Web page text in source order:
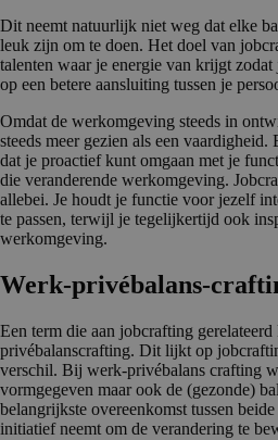
Dit neemt natuurlijk niet weg dat elke
leuk zijn om te doen. Het doel van
talenten waar je energie van krijgt
op een betere aansluiting tussen je
Omdat de werkomgeving steeds in
steeds meer gezien als een
dat je proactief kunt omgaan met je
die veranderende werkomgeving.
allebei. Je houdt je functie voor jezelf
te passen, terwijl je tegelijkertijd ook
werkomgeving.
Werk-privébalans-
Een term die aan jobcrafting
privébalanscrafting. Dit lijkt op
verschil. Bij werk-privébalans crafting
vormgegeven maar ook de (gezonde)
belangrijkste overeenkomst tussen
initiatief neemt om de verandering te